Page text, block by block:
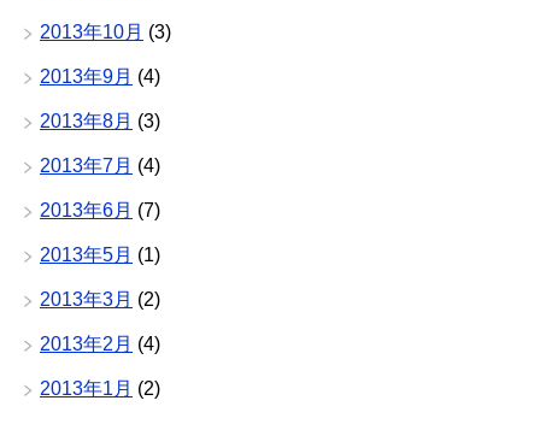
2013年10月 (3)
2013年9月 (4)
2013年8月 (3)
2013年7月 (4)
2013年6月 (7)
2013年5月 (1)
2013年3月 (2)
2013年2月 (4)
2013年1月 (2)